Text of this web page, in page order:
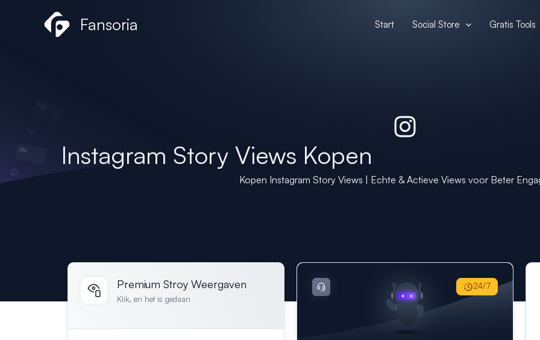
Fansoria Start Social Store Gratis Tools
Instagram Story Views Kopen
Kopen Instagram Story Views | Echte & Actieve Views voor Beter
Premium Stroy Weergaven
Klik, en het is gedaan
24/7